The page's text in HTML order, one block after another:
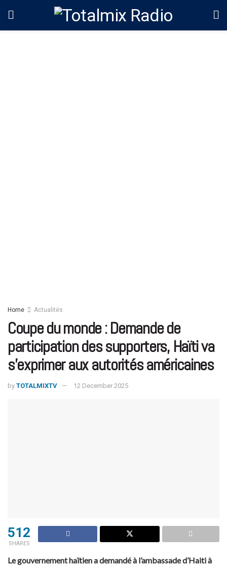
Home Actualités
Coupe du monde : Demande de
participation des supporters, Haïti va
s’exprimer aux autorités américaines
by TOTALMIXTV 12 December 2025
512
SHARES
Le gouvernement haïtien a demandé à l’ambassade d’Haiti à